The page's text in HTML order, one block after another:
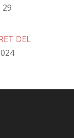
29
DEL